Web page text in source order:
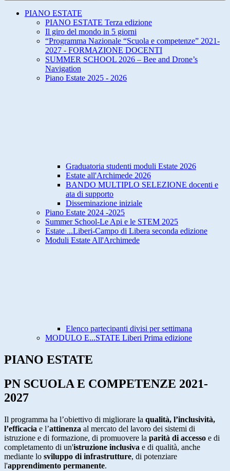
PIANO ESTATE
PIANO ESTATE Terza edizione
Il giro del mondo in 5 giorni
“Programma Nazionale “Scuola e competenze” 2021-
2027 - FORMAZIONE DOCENTI
SUMMER SCHOOL 2026 – Bee and Drone’s
Navigation
Piano Estate 2025 - 2026
Graduatoria studenti moduli Estate 2026
Estate all'Archimede 2026
BANDO MULTIPLO SELEZIONE docenti e
ata di supporto
Disseminazione iniziale
Piano Estate 2024 -2025
Summer School-Le Api e le STEM 2025
Estate ...Liberi-Campo di Libera seconda edizione
Moduli Estate All'Archimede
Elenco partecipanti divisi per settimana
MODULO E...STATE Liberi Prima edizione
PIANO ESTATE
PN SCUOLA E COMPETENZE 2021-
2027
Il programma ha l’obiettivo di migliorare la qualità, l’inclusività,
l’efficacia e l’attinenza al mercato del lavoro dei sistemi di
istruzione e di formazione, di promuovere la parità di accesso e di
completamento di un'istruzione inclusiva e di qualità, anche
mediante lo sviluppo di infrastrutture, di potenziare
l'apprendimento permanente.